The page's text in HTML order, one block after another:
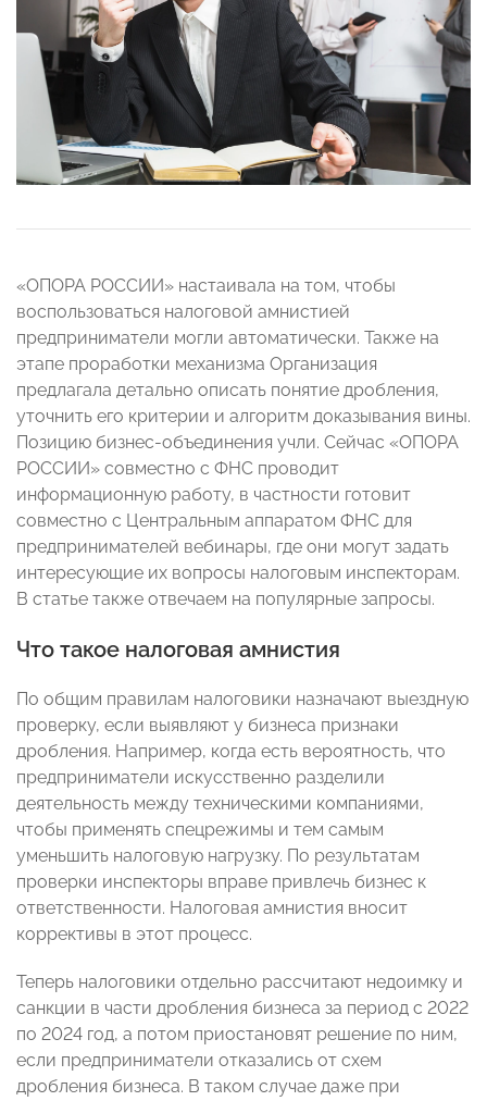
«ОПОРА РОССИИ» настаивала на том, чтобы
воспользоваться налоговой амнистией
предприниматели могли автоматически. Также на
этапе проработки механизма Организация
предлагала детально описать понятие дробления,
уточнить его критерии и алгоритм доказывания вины.
Позицию бизнес-объединения учли. Сейчас «ОПОРА
РОССИИ» совместно с ФНС проводит
информационную работу, в частности готовит
совместно с Центральным аппаратом ФНС для
предпринимателей вебинары, где они могут задать
интересующие их вопросы налоговым инспекторам.
В статье также отвечаем на популярные запросы.
Что такое налоговая амнистия
По общим правилам налоговики назначают выездную
проверку, если выявляют у бизнеса признаки
дробления. Например, когда есть вероятность, что
предприниматели искусственно разделили
деятельность между техническими компаниями,
чтобы применять спецрежимы и тем самым
уменьшить налоговую нагрузку. По результатам
проверки инспекторы вправе привлечь бизнес к
ответственности. Налоговая амнистия вносит
коррективы в этот процесс.
Теперь налоговики отдельно рассчитают недоимку и
санкции в части дробления бизнеса за период с 2022
по 2024 год, а потом приостановят решение по ним,
если предприниматели отказались от схем
дробления бизнеса. В таком случае даже при